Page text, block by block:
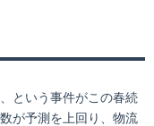
という事件がこの春続
が予測を上回り、物流